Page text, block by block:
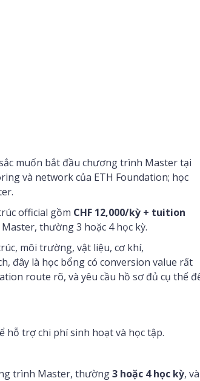
muốn bắt đầu chương trình Master tại
và network của ETH Foundation; học
official gồm CHF 12,000/kỳ + tuition
thường 3 hoặc 4 học kỳ.
môi trường, vật liệu, cơ khí,
đây là học bổng có conversion value rất
route rõ, và yêu cầu hồ sơ đủ cụ thể
hỗ trợ chi phí sinh hoạt và học tập.
trình Master, thường3 hoặc 4 học kỳ, và